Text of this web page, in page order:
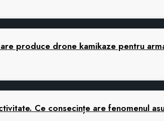
produce drone kamikaze pentru
Ce consecințe are fenomenul